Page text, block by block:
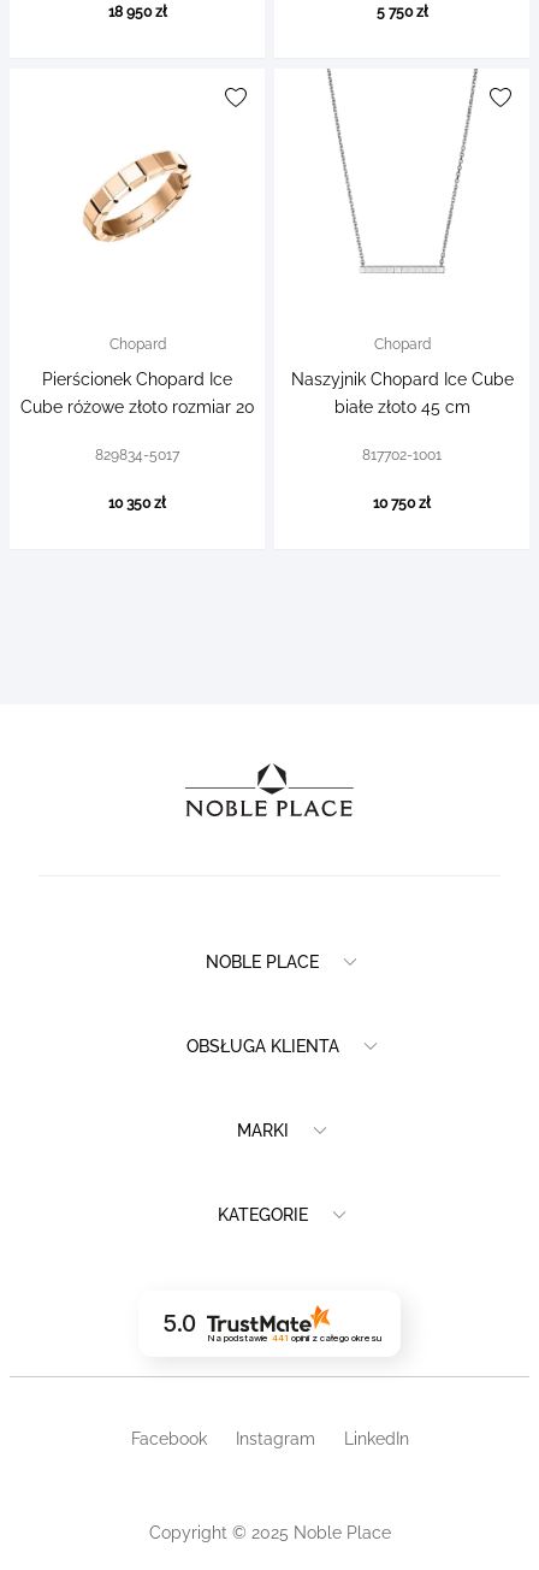
18 950 zł 5 750 zł
Chopard
Pierścionek Chopard Ice
Cube różowe złoto rozmiar 20
829834-5017
10 350 zł
Chopard
Naszyjnik Chopard Ice Cube
białe złoto 45 cm
817702-1001
10 750 zł
NOBLE PLACE
OBSŁUGA KLIENTA
MARKI
KATEGORIE
5.0
Na podstawie 441 opinii z całego okresu
Copyright © 2025 Noble Place
Facebook Instagram LinkedIn